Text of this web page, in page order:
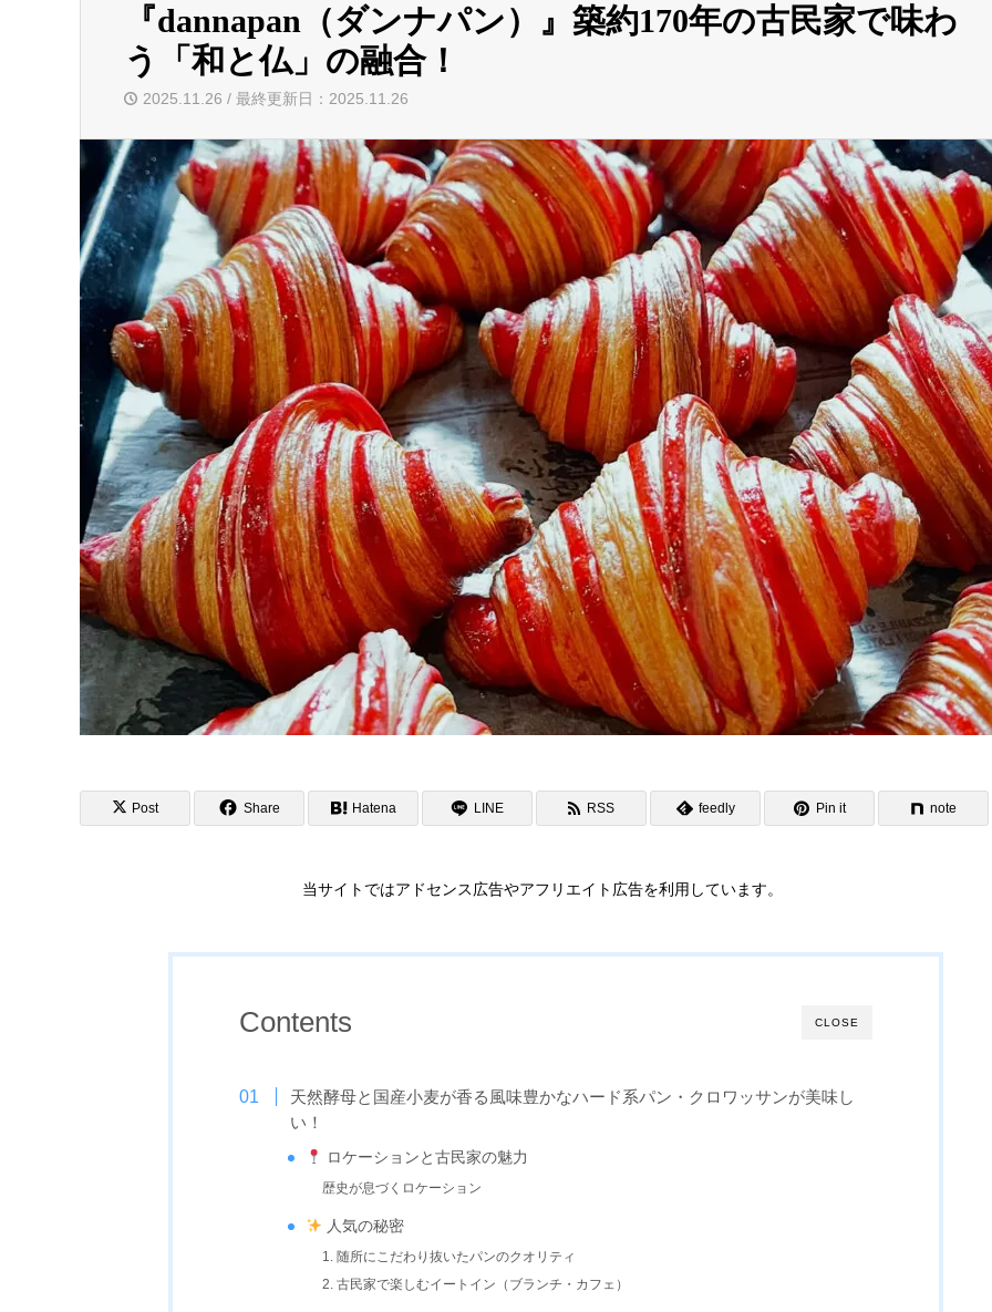
『dannapan（ダンナパン）』築約170年の古民家で味わ
う「和と仏」の融合！
2025.11.26 / 最終更新日：2025.11.26
Post Share Hatena LINE RSS feedly Pin it note
当サイトではアドセンス広告やアフリエイト広告を利用しています。
CLOSE
Contents
天然酵母と国産小麦が香る風味豊かなハード系パン・クロワッサンが美味し
い！
ロケーションと古民家の魅力
歴史が息づくロケーション
人気の秘密
1. 随所にこだわり抜いたパンのクオリティ
2. 古民家で楽しむイートイン（ブランチ・カフェ）